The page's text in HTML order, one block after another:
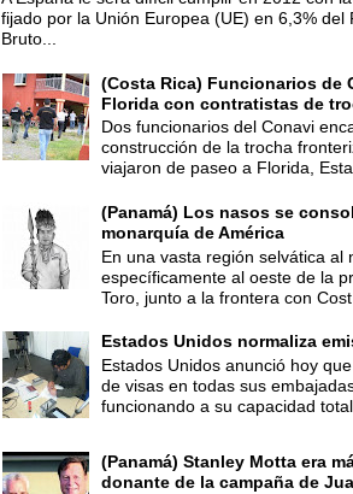
fijado por la Unión Europea (UE) en 6,3% del
Bruto...
(Costa Rica) Funcionarios de
Florida con contratistas de
Dos funcionarios del Conavi
construcción de la trocha
viajaron de paseo a Florida,
(Panamá) Los nasos se
monarquía de América
En una vasta región selvática al
específicamente al oeste de la
Toro, junto a la frontera con
Estados Unidos normaliza
Estados Unidos anunció hoy
de visas en todas sus
funcionando a su capacidad
(Panamá) Stanley Motta era
donante de la campaña de